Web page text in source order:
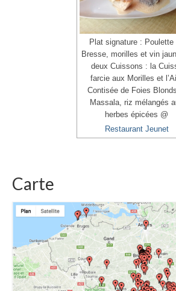
Plat signature : Poulette
Bresse, morilles et vin
deux Cuissons : la
farcie aux Morilles et
Contisée de Foies
Massala, riz mélangés
herbes épicées @
Restaurant Jeunet
Carte